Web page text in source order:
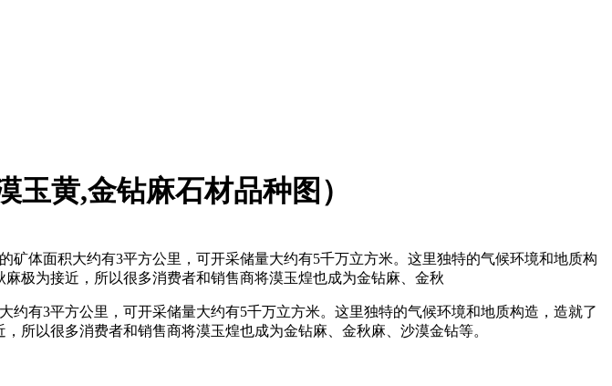
黄,金钻麻石材品种图）
体面积大约有3平方公里，可开采储量大约有5千万立方米。这里独特的气候环境和地质构
极为接近，所以很多消费者和销售商将漠玉煌也成为金钻麻、金秋
有3平方公里，可开采储量大约有5千万立方米。这里独特的气候环境和地质构造，造就了
所以很多消费者和销售商将漠玉煌也成为金钻麻、金秋麻、沙漠金钻等。